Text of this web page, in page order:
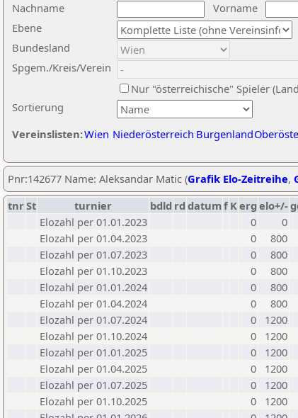
Nachname
Vorname
Ebene
Sortierung
Bundesland
Spgem./Kreis/Verein
Nur "österreichische" Spieler
Vereinslisten:Wien Niederösterreich Burgenland
Pnr:142677 Name: Aleksandar Matic (Grafik Elo-Zeitreihe,
tnrSt turnier bdld rd datumf Kerg elo+/-
Elozahl per 01.01.2023
0
0
Elozahl per 01.04.2023
0
800
Elozahl per 01.07.2023
0
800
Elozahl per 01.10.2023
0
800
Elozahl per 01.01.2024
0
800
Elozahl per 01.04.2024
0
800
Elozahl per 01.07.2024
0
1200
Elozahl per 01.10.2024
0
1200
Elozahl per 01.01.2025
0
1200
Elozahl per 01.04.2025
0
1200
Elozahl per 01.07.2025
0
1200
Elozahl per 01.10.2025
0
1200